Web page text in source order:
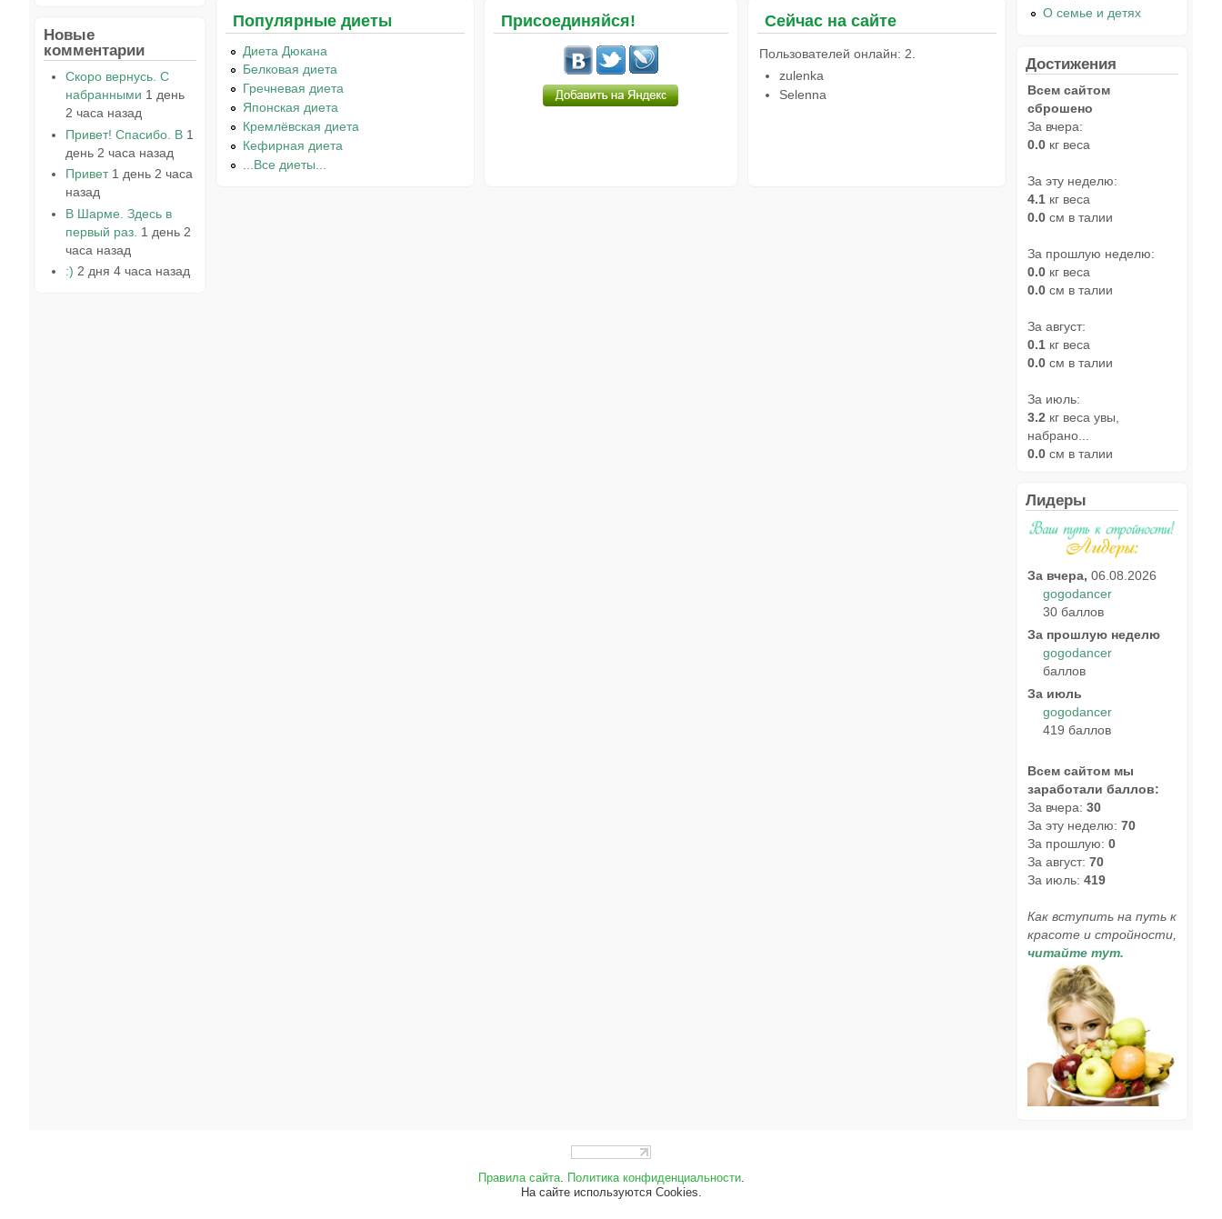
Популярные диеты
Диета Дюкана
Белковая диета
Гречневая диета
Японская диета
Кремлёвская диета
Кефирная диета
...Все диеты...
Присоединяйся! Сейчас на сайте
Пользователей онлайн: 2.
zulenka
Selenna
Новые
комментарии
Скоро вернусь. С
набранными 1 день
2 часа назад
Привет! Спасибо. В 1
день 2 часа назад
Привет 1 день 2 часа
назад
В Шарме. Здесь в
первый раз. 1 день 2
часа назад
:) 2 дня 4 часа назад
О семье и детях
Достижения
Всем сайтом
сброшено
За вчера:
0.0 кг веса
За эту неделю:
4.1 кг веса
0.0 см в талии
За прошлую неделю:
0.0 кг веса
0.0 см в талии
За август:
0.1 кг веса
0.0 см в талии
За июль:
3.2 кг веса увы,
набрано...
0.0 см в талии
Лидеры
За вчера, 06.08.2026
gogodancer
30 баллов
За прошлую неделю
gogodancer
баллов
За июль
gogodancer
419 баллов
Всем сайтом мы
заработали баллов:
За вчера: 30
За эту неделю: 70
За прошлую: 0
За август: 70
За июль: 419
Как вступить на путь к
красоте и стройности,
читайте тут.
Правила сайта. Политика конфиденциальности.
На сайте используются Cookies.